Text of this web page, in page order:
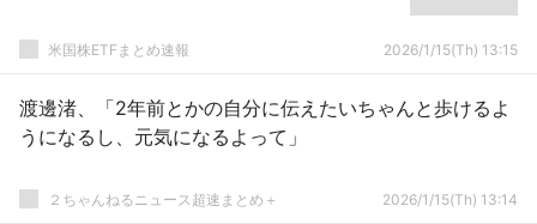
米国株ETFまとめ速報 2026/1/15(Th) 13:15
渡邊渚、「2年前とかの自分に伝えたいちゃんと歩けるよ
うになるし、元気になるよって」
２ちゃんねるニュース超速まとめ＋ 2026/1/15(Th) 13:14